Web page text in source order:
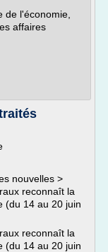
de l'économie,
affaires
nouvelles >
reconnaît la
(du 14 au 20 juin
reconnaît la
(du 14 au 20 juin